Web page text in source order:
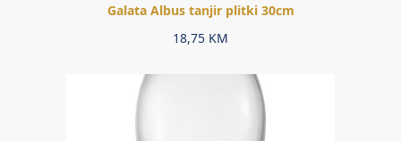
Galata Albus tanjir plitki 30cm
18,75 KM